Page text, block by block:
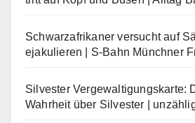
Schwarzafrikaner versucht auf
ejakulieren | S-Bahn Münchner
Silvester Vergewaltigungskarte:
Wahrheit über Silvester |